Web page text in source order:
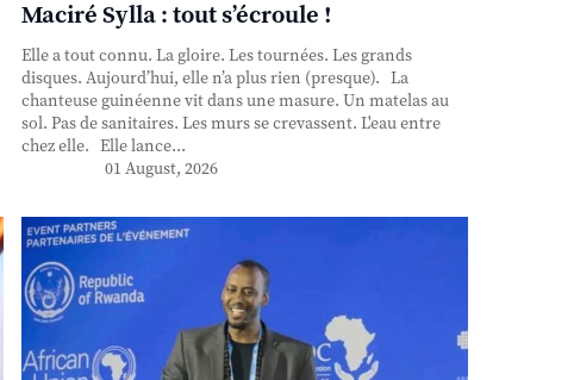
Maciré Sylla : tout s’écroule !
Elle a tout connu. La gloire. Les tournées. Les grands
disques. Aujourd’hui, elle n’a plus rien (presque). La
chanteuse guinéenne vit dans une masure. Un matelas au
sol. Pas de sanitaires. Les murs se crevassent. L'eau entre
chez elle. Elle lance...
01 August, 2026